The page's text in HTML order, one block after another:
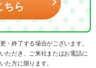
ちら
終了する場合がございます。
ただき、ご来社またはお電話に
た方に限ります。